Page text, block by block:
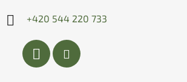
+420 544 220 733